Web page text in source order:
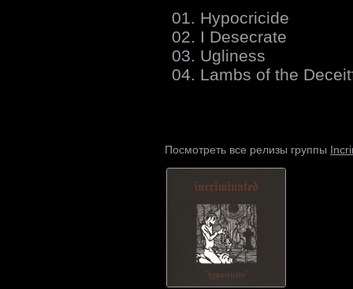
01. Hypocricide
02. I Desecrate
03. Ugliness
04. Lambs of the
Посмотреть все релизы группы